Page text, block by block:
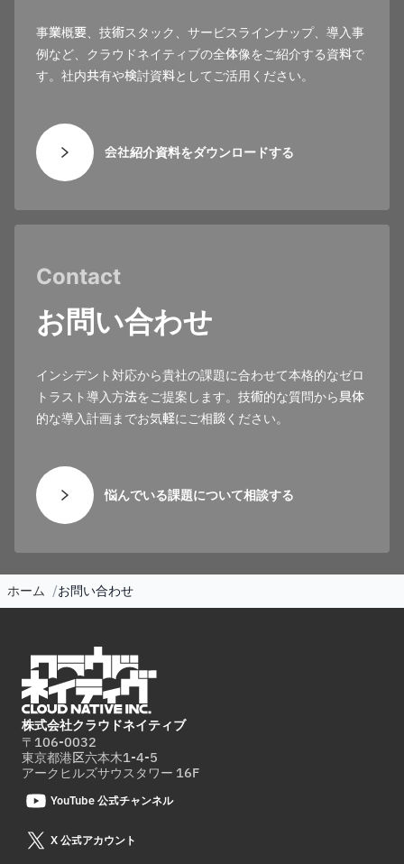
事業概要、技術スタック、サービスラインナップ、導入事
例など、クラウドネイティブの全体像をご紹介する資料で
す。社内共有や検討資料としてご活用ください。
会社紹介資料をダウンロードする
Contact
お問い合わせ
インシデント対応から貴社の課題に合わせて本格的なゼロ
トラスト導入方法をご提案します。技術的な質問から具体
的な導入計画までお気軽にご相談ください。
悩んでいる課題について相談する
ホーム お問い合わせ
株式会社クラウドネイティブ
〒106-0032
東京都港区六本木1-4-5
アークヒルズサウスタワー 16F
YouTube 公式チャンネル
X 公式アカウント